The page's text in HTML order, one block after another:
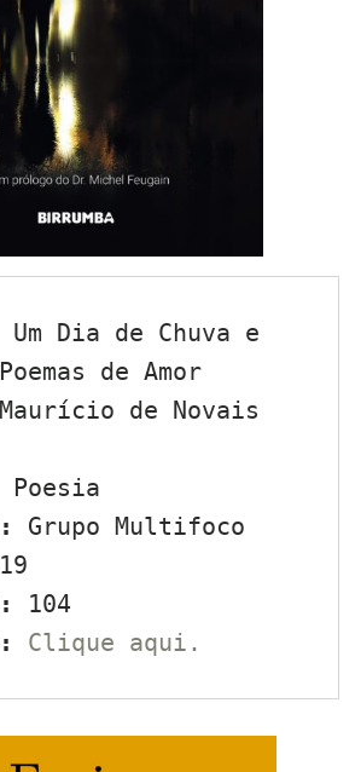
Um Dia de Chuva e
de Amor
Maurício de Novais
Poesia
Grupo Multifoco
104
Clique aqui.